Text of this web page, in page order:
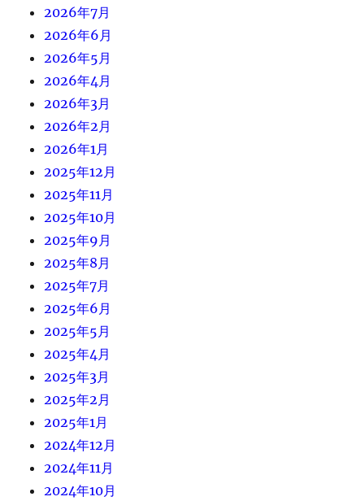
2026年7月
2026年6月
2026年5月
2026年4月
2026年3月
2026年2月
2026年1月
2025年12月
2025年11月
2025年10月
2025年9月
2025年8月
2025年7月
2025年6月
2025年5月
2025年4月
2025年3月
2025年2月
2025年1月
2024年12月
2024年11月
2024年10月